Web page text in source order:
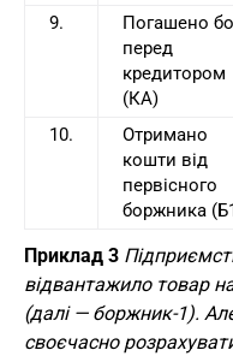
9.
Погашено
перед
кредитором
(КА)
10.
Отримано
кошти від
первісного
боржника
Приклад 3
відвантажило товар
(далі — боржник-1).
своєчасно